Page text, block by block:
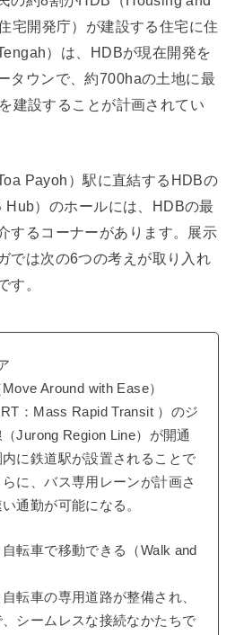
宅開発庁）が建設する住宅に住
）は、HDBが現在開発を
タウンで、約700haの土地に最
建設することが計画されてい
Payoh）駅に直結するHDBの
）のホールには、HDBの最
するコーナーがあります。展示
では次の6つの考えが取り入れ
す。
Around with Ease）
：Mass Rapid Transit ）のジ
Jurong Region Line）が開通
に鉄道駅が設置されることで
に、バス専用レーンが計画さ
通勤が可能になる。
転車で移動できる（Walk and
転車の専用道路が整備され、
シームレスな接続なかたちで